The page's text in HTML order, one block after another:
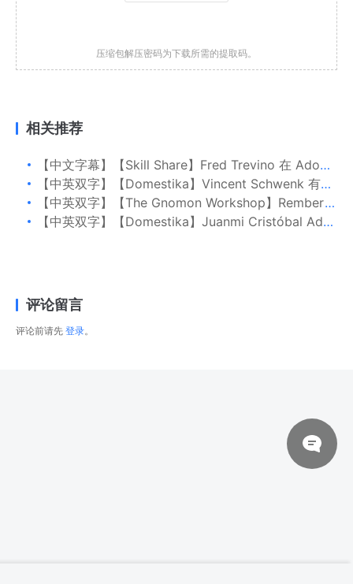
压缩包解压密码为下载所需的提取码。
相关推荐
【中文字幕】【Skill Share】Fred Trevino 在 Adobe Premiere 中编辑并在 DaVinci Resolve 中颜色分级
【中英双字】【Domestika】Vincent Schwenk 有趣的对象的有趣 3D 设计和动画
【中英双字】【The Gnomon Workshop】Rembert Montald 故事板技术：制作精美的动画
【中英双字】【Domestika】Juanmi Cristóbal Adobe Premiere Pro 简介
评论留言
评论前请先 登录。